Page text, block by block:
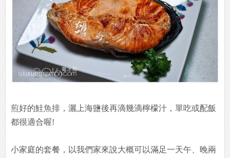
煎好的鮭魚排，灑上海鹽後再滴幾滴檸檬汁，單吃或配飯
都很適合喔!
小家庭的套餐，以我們家來說大概可以滿足一天午、晚兩